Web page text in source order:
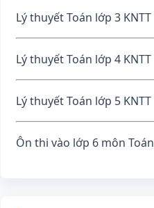
Lý thuyết Toán lớp 3 KNTT
Lý thuyết Toán lớp 4 KNTT
Lý thuyết Toán lớp 5 KNTT
Ôn thi vào lớp 6 môn Toán